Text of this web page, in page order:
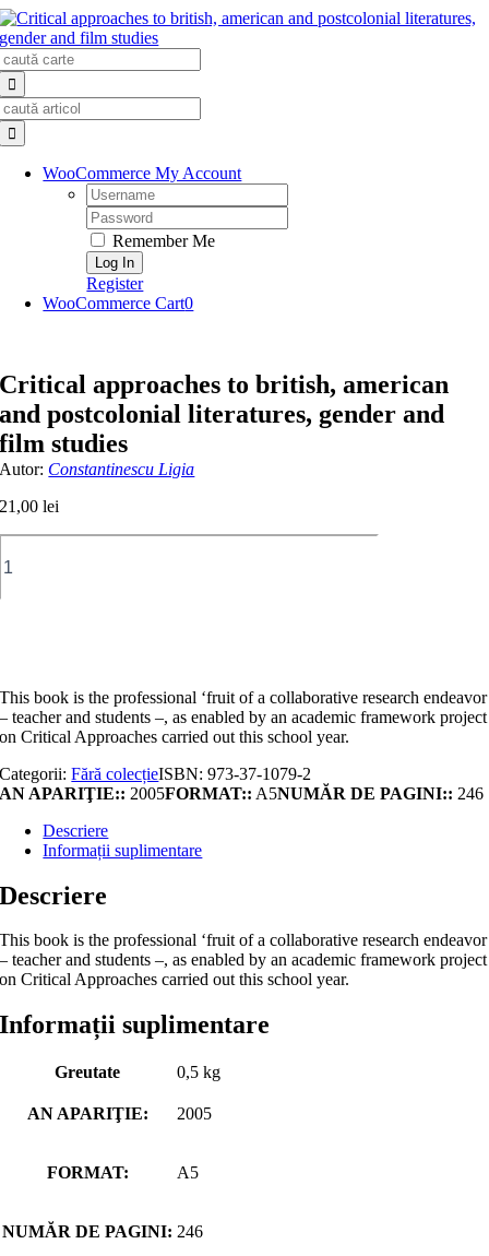
Skip
to
content
WooCommerce My Account
Username:
Password:
Remember Me
Register
WooCommerce Cart0
Critical approaches to british, american
and postcolonial literatures, gender and
film studies
Autor: Constantinescu Ligia
21,00lei
This book is the professional ‘fruit of a collaborative research endeavor
– teacher and students –, as enabled by an academic framework project
on Critical Approaches carried out this school year.
Categorii:Fără colecțieISBN:973-37-1079-2
AN APARIŢIE:: 2005FORMAT:: A5NUMĂR DE PAGINI:: 246
Descriere
Informații suplimentare
Descriere
This book is the professional ‘fruit of a collaborative research endeavor
– teacher and students –, as enabled by an academic framework project
on Critical Approaches carried out this school year.
Informații suplimentare
Greutate 0,5 kg
AN APARIŢIE: 2005
FORMAT: A5
NUMĂR DE PAGINI: 246